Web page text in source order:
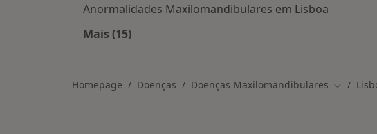
Anormalidades Maxilomandibulares em Lisboa
Mais (15)
Homepage Doenças Doenças Maxilomandibulares Mudar